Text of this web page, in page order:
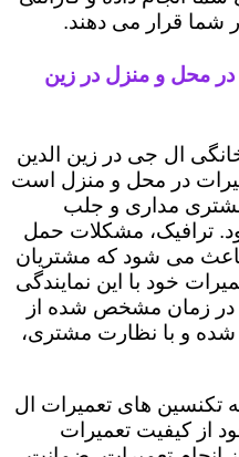
شما قرار می دهند.
محل و منزل در زین
ال جی در زین الدین
در محل و منزل است
مداری و جلب
ترافیک، مشکلات حمل
می شود که مشتریان
خود با این نمایندگی
در زمان مشخص شده از
و با نظارت مشتری،
تکنسین های تعمیرات ال
از کیفیت تعمیرات